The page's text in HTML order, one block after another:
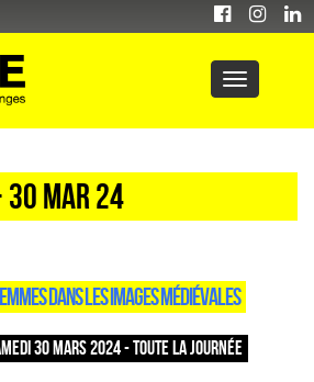
30 Mar 24
DANS LES IMAGES MÉDIÉVALES
30 MARS 2024 - TOUTE LA JOURNÉE